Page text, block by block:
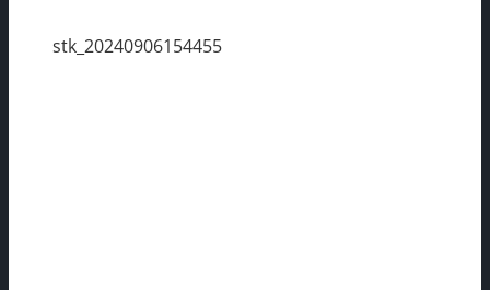
stk_20240906154455